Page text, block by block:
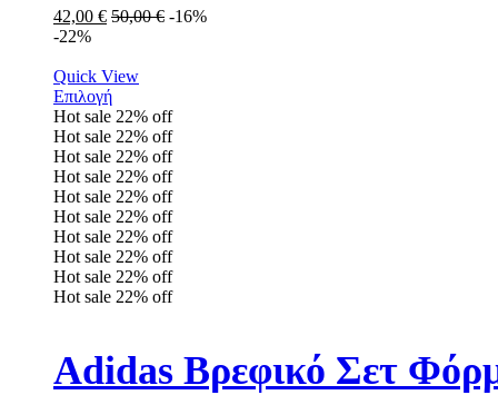
42,00 € 50,00€ -16%
-22%
Quick View
Επιλογή
Hot sale 22% off
Hot sale 22% off
Hot sale 22% off
Hot sale 22% off
Hot sale 22% off
Hot sale 22% off
Hot sale 22% off
Hot sale 22% off
Hot sale 22% off
Hot sale 22% off
Adidas Βρεφικό Σετ